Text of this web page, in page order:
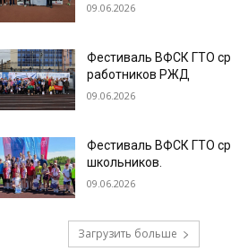
09.06.2026
Фестиваль ВФСК ГТО
работников РЖД
09.06.2026
Фестиваль ВФСК ГТО
школьников.
09.06.2026
Загрузить больше